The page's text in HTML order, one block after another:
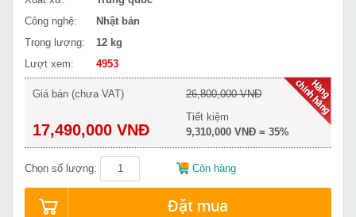
Công nghệ:
Nhật bản
Trọng lượng:
12 kg
Lượt xem:
4953
Giá bán (chưa VAT)
17,490,000 VNĐ
26,800,000 VNĐ
Tiết kiệm
9,310,000 VNĐ = 35%
Chọn số lượng: Còn hàng
Đặt mua